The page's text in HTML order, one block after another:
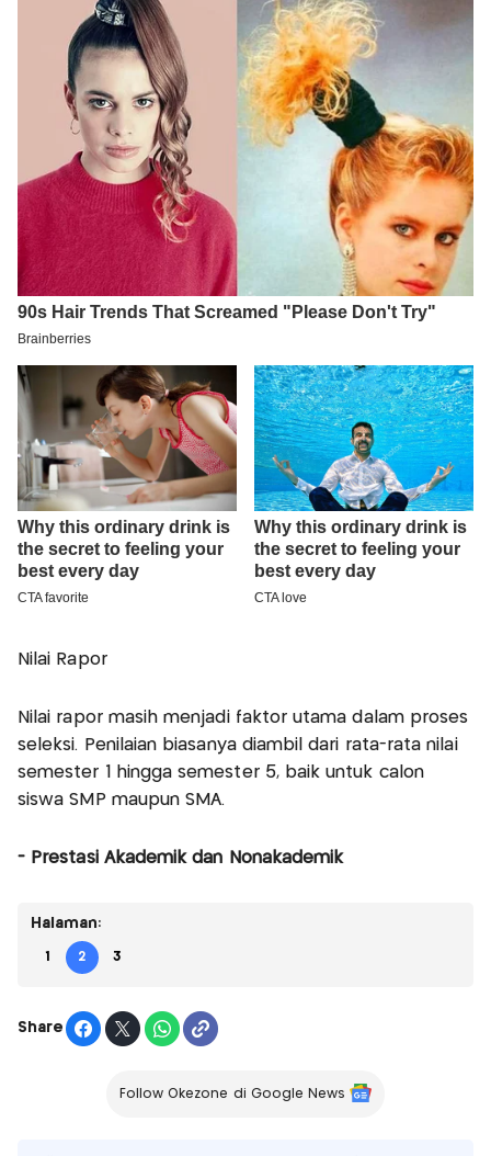
Nilai Rapor
Nilai rapor masih menjadi faktor utama dalam proses
seleksi. Penilaian biasanya diambil dari rata-rata nilai
semester 1 hingga semester 5, baik untuk calon
siswa SMP maupun SMA.
- Prestasi Akademik dan Nonakademik
Halaman:
1 2 3
Share
Follow Okezone di Google News